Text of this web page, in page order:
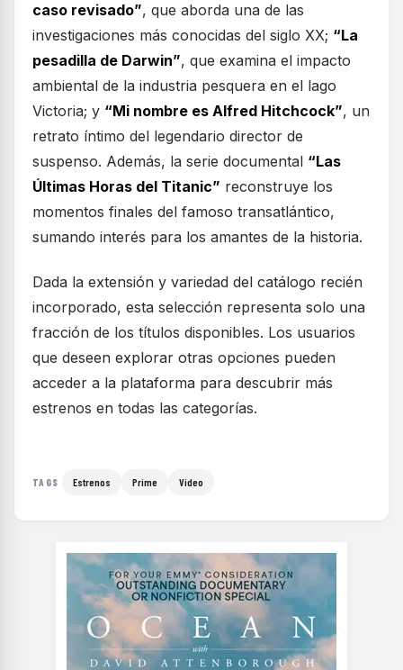
caso revisado”, que aborda una de las
investigaciones más conocidas del siglo XX; “La
pesadilla de Darwin”, que examina el impacto
ambiental de la industria pesquera en el lago
Victoria; y “Mi nombre es Alfred Hitchcock”, un
retrato íntimo del legendario director de
suspenso. Además, la serie documental “Las
Últimas Horas del Titanic” reconstruye los
momentos finales del famoso transatlántico,
sumando interés para los amantes de la historia.
Dada la extensión y variedad del catálogo recién
incorporado, esta selección representa solo una
fracción de los títulos disponibles. Los usuarios
que deseen explorar otras opciones pueden
acceder a la plataforma para descubrir más
estrenos en todas las categorías.
TAGS Estrenos Prime Video